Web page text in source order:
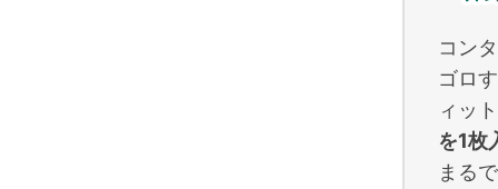
コン
ゴロ
ィッ
を1枚
まる